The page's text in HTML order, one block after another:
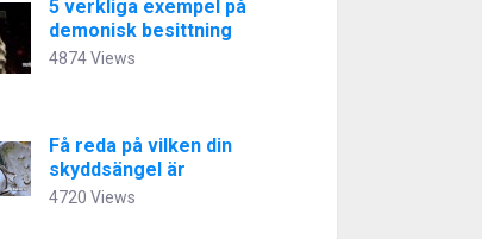
5 verkliga exempel på
demonisk besittning
4874 Views
Få reda på vilken din
skyddsängel är
4720 Views